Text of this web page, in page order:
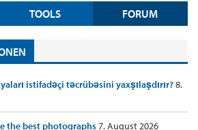
TOOLS FORUM
istifadəçi təcrübəsini yaxşılaşdırır?8.
the best photographs7. August 2026